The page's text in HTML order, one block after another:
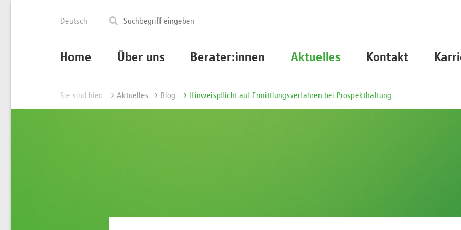
Deutsch
Home Über uns Berater:innen Aktuelles Kontakt
Sie sind hier: Aktuelles Blog Hinweispflicht auf Ermittlungsverfahren bei Prospekthaftung